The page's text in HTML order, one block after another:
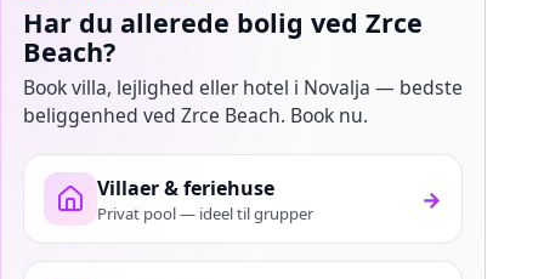
Har du allerede bolig ved Zrce
Beach?
Book villa, lejlighed eller hotel i Novalja — bedste
beliggenhed ved Zrce Beach. Book nu.
Villaer & feriehuse
Privat pool — ideel til grupper →